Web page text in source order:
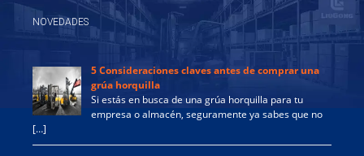
NOVEDADES
5 Consideraciones claves antes de comprar una
grúa horquilla
Si estás en busca de una grúa horquilla para tu
empresa o almacén, seguramente ya sabes que no
[…]